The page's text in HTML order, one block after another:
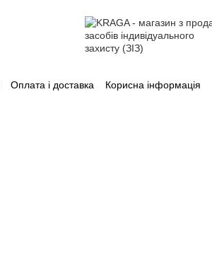
Оплата і доставка Корисна інформація